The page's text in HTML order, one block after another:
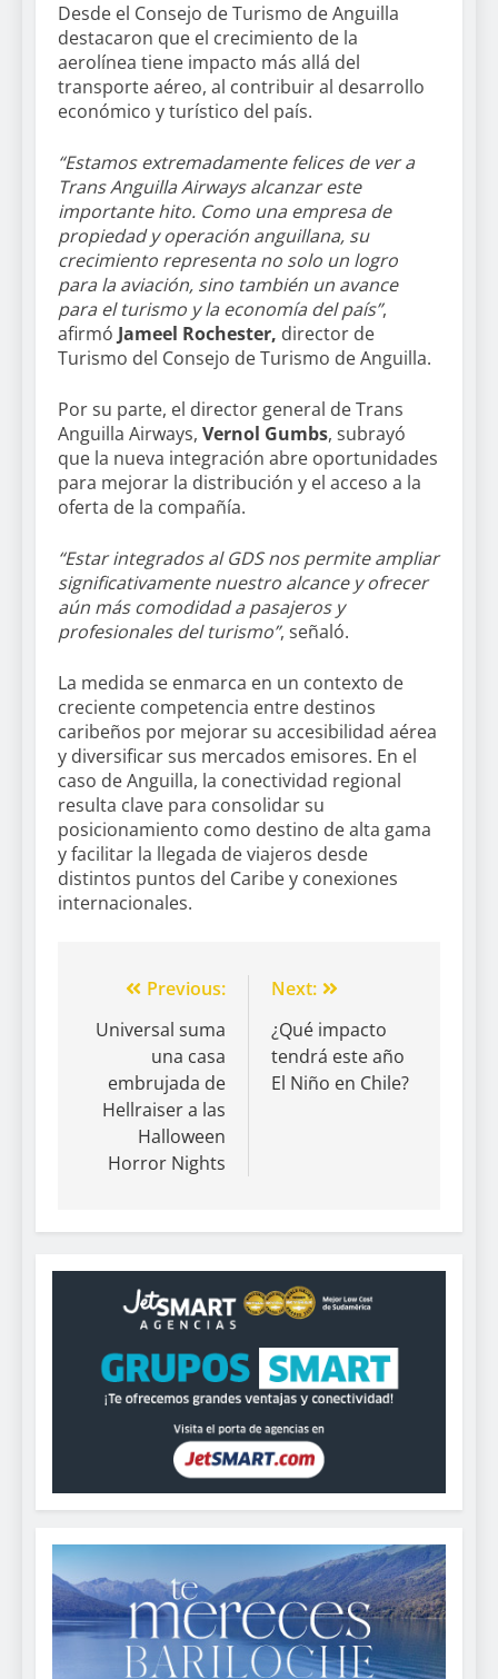
Desde el Consejo de Turismo de Anguilla
destacaron que el crecimiento de la
aerolínea tiene impacto más allá del
transporte aéreo, al contribuir al desarrollo
económico y turístico del país.
“Estamos extremadamente felices de ver a
Trans Anguilla Airways alcanzar este
importante hito. Como una empresa de
propiedad y operación anguillana, su
crecimiento representa no solo un logro
para la aviación, sino también un avance
para el turismo y la economía del país”,
afirmó Jameel Rochester, director de
Turismo del Consejo de Turismo de Anguilla.
Por su parte, el director general de Trans
Anguilla Airways, Vernol Gumbs, subrayó
que la nueva integración abre oportunidades
para mejorar la distribución y el acceso a la
oferta de la compañía.
“Estar integrados al GDS nos permite ampliar
significativamente nuestro alcance y ofrecer
aún más comodidad a pasajeros y
profesionales del turismo”, señaló.
La medida se enmarca en un contexto de
creciente competencia entre destinos
caribeños por mejorar su accesibilidad aérea
y diversificar sus mercados emisores. En el
caso de Anguilla, la conectividad regional
resulta clave para consolidar su
posicionamiento como destino de alta gama
y facilitar la llegada de viajeros desde
distintos puntos del Caribe y conexiones
internacionales.
Previous:
Universal suma
una casa
embrujada de
Hellraiser a las
Halloween
Horror Nights
Next:
¿Qué impacto
tendrá este año
El Niño en Chile?